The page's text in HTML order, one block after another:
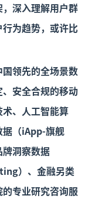
深入理解用户群
为趋势，或许比
领先的全场景数
安全合规的移动
、人工智能算
据（iApp-旗舰
洞察数据
）、金融另类
专业研究咨询服